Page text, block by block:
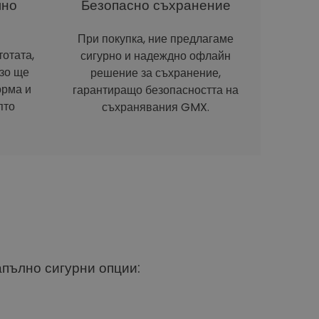
ще
и
Безопасно съхранение
При покупка, ние предлагаме
сигурно и надеждно офлайн
решение за съхранение,
гарантиращо безопасността на
съхранявания GMX.
сигурни опции: